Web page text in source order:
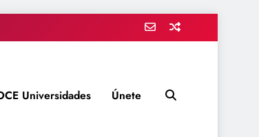
Universidades Únete